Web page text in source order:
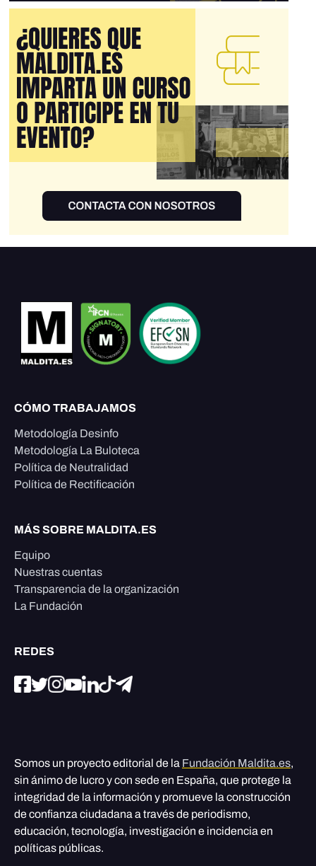
CÓMO TRABAJAMOS
Metodología Desinfo
Metodología La Buloteca
Política de Neutralidad
Política de Rectificación
MÁS SOBRE MALDITA.ES
Equipo
Nuestras cuentas
Transparencia de la organización
La Fundación
REDES
Somos un proyecto editorial de la Fundación Maldita.es,
sin ánimo de lucro y con sede en España, que protege la
integridad de la información y promueve la construcción
de confianza ciudadana a través de periodismo,
educación, tecnología, investigación e incidencia en
políticas públicas.